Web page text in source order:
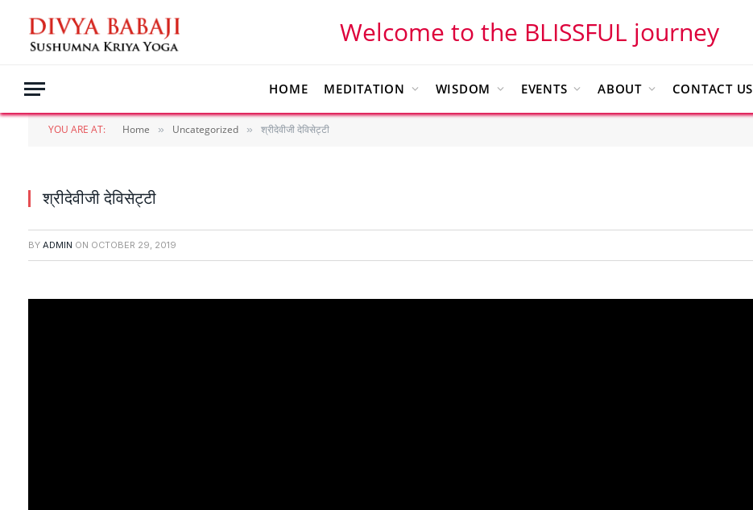
Welcome to the BLISSFUL journey
HOME
MEDITATION WISDOM EVENTS ABOUT CONTACT US
YOU ARE AT: Home » Uncategorized » श्रीदेवीजी देविसेट्टी
श्रीदेवीजी देविसेट्टी
BY ADMIN ON OCTOBER 29, 2019